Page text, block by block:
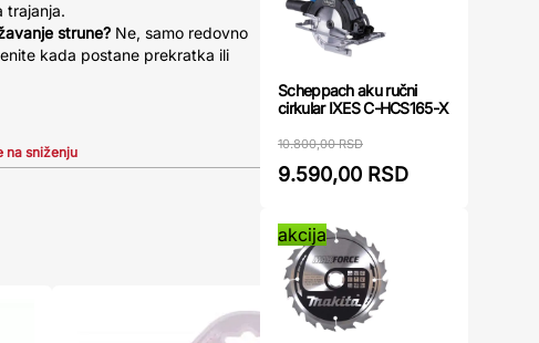
trajanja.
strune? Ne, samo redovno
kada postane prekratka ili
na sniženju
Scheppach aku ručni
cirkular IXES C-HCS165-X
10.800,00 RSD
9.590,00 RSD
akcija